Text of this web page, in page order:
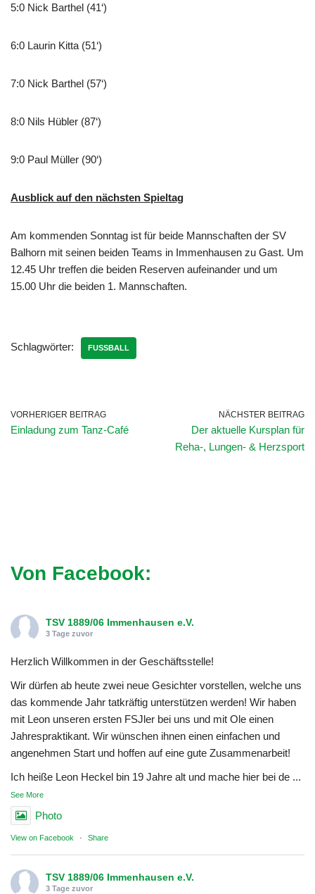
5:0 Nick Barthel (41‘)
6:0 Laurin Kitta (51‘)
7:0 Nick Barthel (57‘)
8:0 Nils Hübler (87‘)
9:0 Paul Müller (90‘)
Ausblick auf den nächsten Spieltag
Am kommenden Sonntag ist für beide Mannschaften der SV
Balhorn mit seinen beiden Teams in Immenhausen zu Gast. Um
12.45 Uhr treffen die beiden Reserven aufeinander und um
15.00 Uhr die beiden 1. Mannschaften.
Schlagwörter: FUSSBALL
VORHERIGER BEITRAG
Einladung zum Tanz-Café
NÄCHSTER BEITRAG
Der aktuelle Kursplan für
Reha-, Lungen- & Herzsport
Von Facebook:
TSV 1889/06 Immenhausen e.V.
3 Tage zuvor
Herzlich Willkommen in der Geschäftsstelle!
Wir dürfen ab heute zwei neue Gesichter vorstellen, welche uns
das kommende Jahr tatkräftig unterstützen werden! Wir haben
mit Leon unseren ersten FSJler bei uns und mit Ole einen
Jahrespraktikant. Wir wünschen ihnen einen einfachen und
angenehmen Start und hoffen auf eine gute Zusammenarbeit!
Ich heiße Leon Heckel bin 19 Jahre alt und mache hier bei de ...
See More
Photo
View on Facebook · Share
TSV 1889/06 Immenhausen e.V.
3 Tage zuvor